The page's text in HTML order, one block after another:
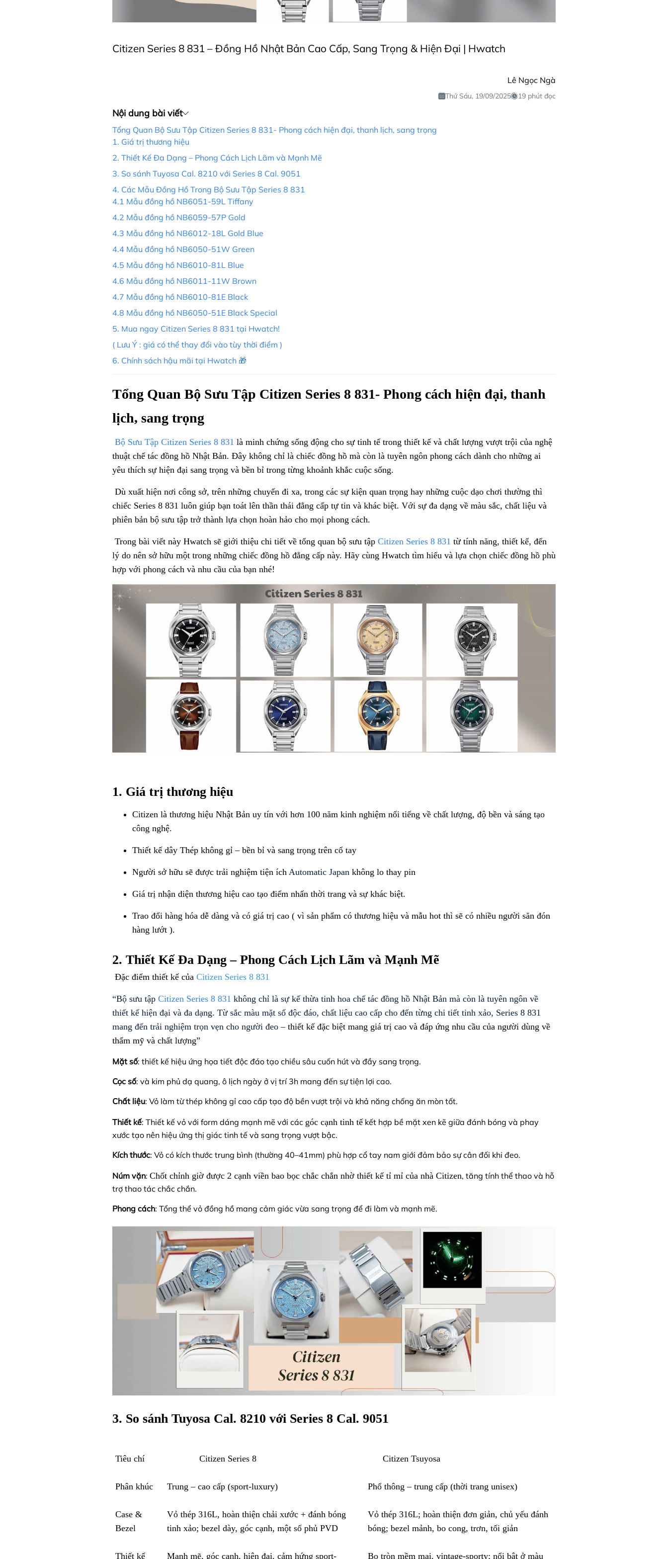
Citizen Series 8 831 – Đồng Hồ Nhật Bản Cao Cấp, Sang Trọng & Hiện Đại | Hwatch
Lê Ngọc Ngà
Thứ Sáu, 19/09/2025 19 phút đọc
Nội dung bài viết
Tổng Quan Bộ Sưu Tập Citizen Series 8 831- Phong cách hiện đại, thanh lịch, sang trọng
1. Giá trị thương hiệu
2. Thiết Kế Đa Dạng – Phong Cách Lịch Lãm và Mạnh Mẽ
3. So sánh Tuyosa Cal. 8210 với Series 8 Cal. 9051
4. Các Mẫu Đồng Hồ Trong Bộ Sưu Tập Series 8 831
4.1 Mẫu đồng hồ NB6051-59L Tiffany
4.2 Mẫu đồng hồ NB6059-57P Gold
4.3 Mẫu đồng hồ NB6012-18L Gold Blue
4.4 Mẫu đồng hồ NB6050-51W Green
4.5 Mẫu đồng hồ NB6010-81L Blue
4.6 Mẫu đồng hồ NB6011-11W Brown
4.7 Mẫu đồng hồ NB6010-81E Black
4.8 Mẫu đồng hồ NB6050-51E Black Special
5. Mua ngay Citizen Series 8 831 tại Hwatch!
( Lưu Ý : giá có thể thay đổi vào tùy thời điểm )
6. Chính sách hậu mãi tại Hwatch 🎁
Tổng Quan Bộ Sưu Tập Citizen Series 8 831- Phong cách hiện đại, thanh
lịch, sang trọng
Bộ Sưu Tập Citizen Series 8 831 là minh chứng sống động cho sự tinh tế trong thiết kế và chất lượng vượt trội của nghệ
thuật chế tác đồng hồ Nhật Bản. Đây không chỉ là chiếc đồng hồ mà còn là tuyên ngôn phong cách dành cho những ai
yêu thích sự hiện đại sang trọng và bền bỉ trong từng khoảnh khắc cuộc sống.
Dù xuất hiện nơi công sở, trên những chuyến đi xa, trong các sự kiện quan trọng hay những cuộc dạo chơi thường thì
chiếc Series 8 831 luôn giúp bạn toát lên thần thái đẳng cấp tự tin và khác biệt. Với sự đa dạng về màu sắc, chất liệu và
phiên bản bộ sưu tập trở thành lựa chọn hoàn hảo cho mọi phong cách.
Trong bài viết này Hwatch sẽ giới thiệu chi tiết về tổng quan bộ sưu tập Citizen Series 8 831 từ tính năng, thiết kế, đến
lý do nên sở hữu một trong những chiếc đồng hồ đẳng cấp này. Hãy cùng Hwatch tìm hiểu và lựa chọn chiếc đồng hồ phù
hợp với phong cách và nhu cầu của bạn nhé!
1. Giá trị thương hiệu
Citizen là thương hiệu Nhật Bản uy tín với hơn 100 năm kinh nghiệm nổi tiếng về chất lượng, độ bền và sáng tạo
công nghệ.
Thiết kế dây Thép không gỉ – bền bỉ và sang trọng trên cổ tay
Người sở hữu sẽ được trải nghiệm tiện ích Automatic Japankhông lo thay pin
Giá trị nhận diện thương hiệu cao tạo điểm nhấn thời trang và sự khác biệt.
Trao đổi hàng hóa dễ dàng và có giá trị cao ( vì sản phẩm có thương hiệu và mẫu hot thì sẽ có nhiều người săn đón
hàng lướt ).
2. Thiết Kế Đa Dạng – Phong Cách Lịch Lãm và Mạnh Mẽ
Đặc điểm thiết kế củaCitizen Series 8 831
“Bộ sưu tập Citizen Series 8 831 không chỉ là sự kế thừa tinh hoa chế tác đồng hồ Nhật Bản mà còn là tuyên ngôn về
thiết kế hiện đại và đa dạng. Từ sắc màu mặt số độc đáo, chất liệu cao cấp cho đến từng chi tiết tinh xảo, Series 8 831
mang đến trải nghiệm trọn vẹn cho người đeo – thiết kế đặc biệt mang giá trị cao và đáp ứng nhu cầu của người dùng về
thẩm mỹ và chất lượng”
Mặt số: thiết kế hiệu ứng họa tiết độc đáo tạo chiều sâu cuốn hút và đầy sang trọng.
Cọc số: và kim phủ dạ quang, ô lịch ngày ở vị trí 3h mang đến sự tiện lợi cao.
Chất liệu: Vỏ làm từ thép không gỉ cao cấp tạo độ bền vượt trội và khả năng chống ăn mòn tốt.
Thiết kế: Thiết kế vỏ với form dáng mạnh mẽ với các góc cạnh tinh tếkết hợp bề mặt xen kẽ giữa đánh bóng và phay
xước tạo nên hiệu ứng thị giác tinh tế và sang trọng vượt bậc.
Kích thước: Vỏ có kích thước trung bình (thường 40–41mm) phù hợp cổ tay nam giới đảm bảo sự cân đối khi đeo.
Núm vặn: Chốt chỉnh giờ được 2 cạnh viền bao bọc chắc chắn nhờ thiết kế tỉ mỉ của nhà Citizen, tăng tính thể thao và hỗ
trợ thao tác chắc chắn.
Phong cách: Tổng thể vỏ đồng hồ mang cảm giác vừa sang trọng để đi làm và mạnh mẽ.
3. So sánh Tuyosa Cal. 8210 với Series 8 Cal. 9051
Tiêu chí Citizen Series 8 Citizen Tsuyosa
Phân khúc Trung – cao cấp (sport-luxury) Phổ thông – trung cấp (thời trang unisex)
Case &
Bezel
Vỏ thép 316L, hoàn thiện chải xước + đánh bóng
tinh xảo; bezel dày, góc cạnh, một số phủ PVD
Vỏ thép 316L; hoàn thiện đơn giản, chủ yếu đánh
bóng; bezel mảnh, bo cong, trơn, tối giản
Thiết kế Mạnh mẽ, góc cạnh, hiện đại, cảm hứng sport- Bo tròn mềm mại, vintage-sporty; nổi bật ở màu